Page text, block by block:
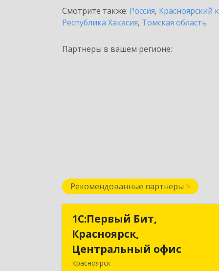
Смотрите также: Россия, Красноярский
Республика Хакасия, Томская область
Партнеры в вашем регионе:
Рекомендованные партнеры
1С:Первый Бит,
Красноярск,
Центральный офис
Красноярск
1С:Первый Бит,
Центральный офис